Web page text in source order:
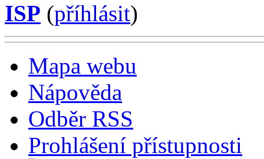
ISP (příhlásit)
Mapa webu
Nápověda
Odběr RSS
Prohlášení přístupnosti